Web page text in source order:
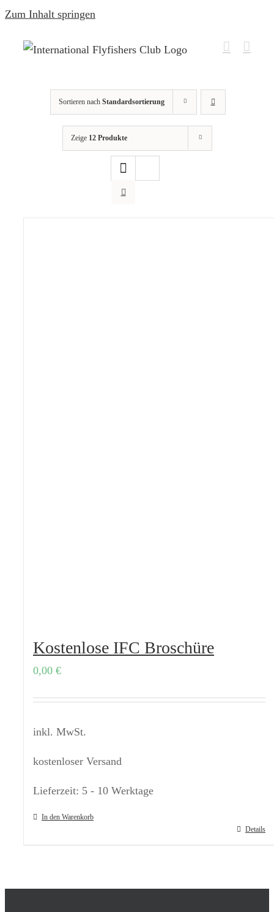
Zum Inhalt springen
Sortieren nach Standardsortierung
Zeige 12 Produkte
Kostenlose IFC Broschüre
0,00 €
inkl. MwSt.
kostenloser Versand
Lieferzeit: 5 - 10 Werktage
In den Warenkorb
Details